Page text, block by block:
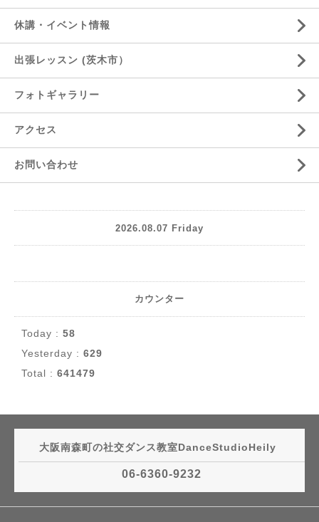
休講・イベント情報
出張レッスン (茨木市）
フォトギャラリー
アクセス
お問い合わせ
2026.08.07 Friday
カウンター
Today : 58
Yesterday : 629
Total : 641479
大阪南森町の社交ダンス教室DanceStudioHeily
06-6360-9232